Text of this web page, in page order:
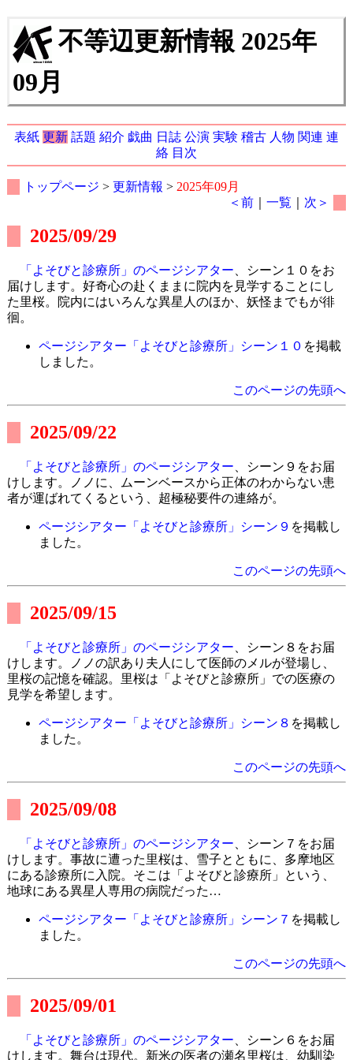
不等辺更新情報 2025年
09月
表紙 更新 話題 紹介 戯曲 日誌 公演 実験 稽古 人物 関連 連
絡 目次
トップページ > 更新情報 > 2025年09月
＜前 ｜一覧 次＞
2025/09/29
「よそびと診療所」のページシアター 、シーン１０をお
届けします。好奇心の赴くままに院内を見学することにし
た里桜。院内にはいろんな異星人のほか、妖怪までもが徘
徊。
ページシアター「よそびと診療所」シーン１０ を掲載
しました。
このページの先頭へ
2025/09/22
「よそびと診療所」のページシアター 、シーン９をお届
けします。ノノに、ムーンベースから正体のわからない患
者が運ばれてくるという、超極秘要件の連絡が。
ページシアター「よそびと診療所」シーン９ を掲載し
ました。
このページの先頭へ
2025/09/15
「よそびと診療所」のページシアター 、シーン８をお届
けします。ノノの訳あり夫人にして医師のメルが登場し、
里桜の記憶を確認。里桜は「よそびと診療所」での医療の
見学を希望します。
ページシアター「よそびと診療所」シーン８ を掲載し
ました。
このページの先頭へ
2025/09/08
「よそびと診療所」のページシアター 、シーン７をお届
けします。事故に遭った里桜は、雪子とともに、多摩地区
にある診療所に入院。そこは「よそびと診療所」という、
地球にある異星人専用の病院だった…
ページシアター「よそびと診療所」シーン７ を掲載し
ました。
このページの先頭へ
2025/09/01
「よそびと診療所」のページシアター 、シーン６をお届
けします。舞台は現代。新米の医者の瀬名里桜は、幼馴染